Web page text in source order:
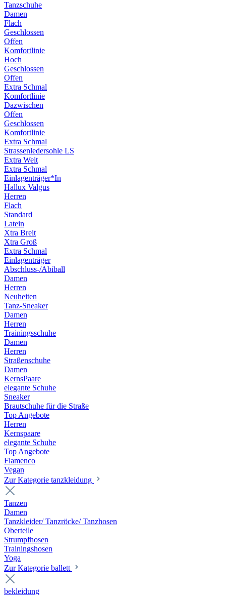
Tanzschuhe
Damen
Flach
Geschlossen
Offen
Komfortlinie
Hoch
Geschlossen
Offen
Extra Schmal
Komfortlinie
Dazwischen
Offen
Geschlossen
Komfortlinie
Extra Schmal
Strassenledersohle LS
Extra Weit
Extra Schmal
Einlagenträger*In
Hallux Valgus
Herren
Flach
Standard
Latein
Xtra Breit
Xtra Groß
Extra Schmal
Einlagenträger
Abschluss-/Abiball
Damen
Herren
Neuheiten
Tanz-Sneaker
Damen
Herren
Trainingsschuhe
Damen
Herren
Straßenschuhe
Damen
KernsPaare
elegante Schuhe
Sneaker
Brautschuhe für die Straße
Top Angebote
Herren
Kernspaare
elegante Schuhe
Top Angebote
Flamenco
Vegan
Zur Kategorie tanzkleidung
Tanzen
Damen
Tanzkleider/ Tanzröcke/ Tanzhosen
Oberteile
Strumpfhosen
Trainingshosen
Yoga
Zur Kategorie ballett
bekleidung